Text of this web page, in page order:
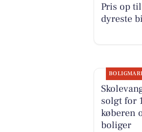
Pris op
dyreste
solgt for
køberen
boliger